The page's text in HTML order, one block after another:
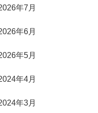
年7月
年6月
年5月
年4月
年3月